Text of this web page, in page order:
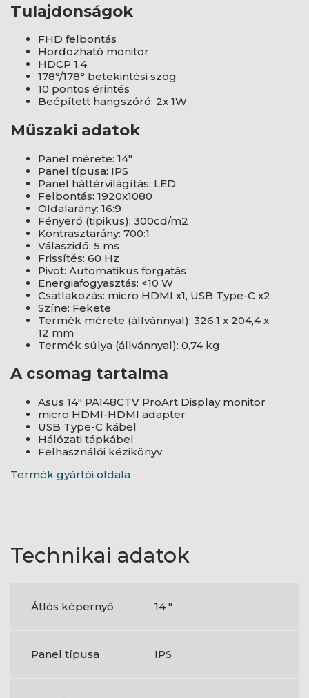
Tulajdonságok
FHD felbontás
Hordozható monitor
HDCP 1.4
178°/178° betekintési szög
10 pontos érintés
Beépített hangszóró: 2x 1W
Műszaki adatok
Panel mérete: 14"
Panel típusa: IPS
Panel háttérvilágítás: LED
Felbontás: 1920x1080
Oldalarány: 16:9
Fényerő (tipikus): 300cd/m2
Kontrasztarány: 700:1
Válaszidő: 5 ms
Frissítés: 60 Hz
Pivot: Automatikus forgatás
Energiafogyasztás: <10 W
Csatlakozás: micro HDMI x1, USB Type-C x2
Színe: Fekete
Termék mérete (állvánnyal): 326,1 x 204,4 x
12 mm
Termék súlya (állvánnyal): 0,74 kg
A csomag tartalma
Asus 14" PA148CTV ProArt Display monitor
micro HDMI-HDMI adapter
USB Type-C kábel
Hálózati tápkábel
Felhasználói kézikönyv
Termék gyártói oldala
Technikai adatok
Átlós képernyő 14 "
Panel típusa IPS